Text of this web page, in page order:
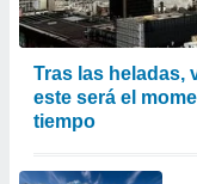
Tras las heladas,
este será el
tiempo